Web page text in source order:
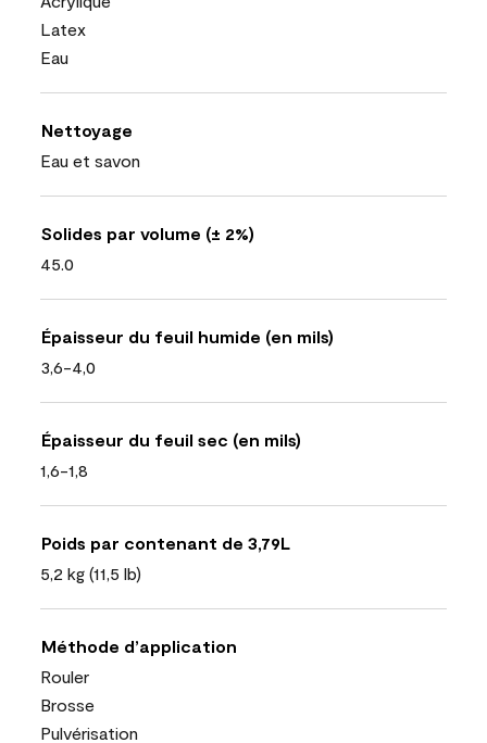
Latex
Eau
Nettoyage
Eau et savon
Solides par volume (± 2%)
45.0
Épaisseur du feuil humide (en mils)
3,6-4,0
Épaisseur du feuil sec (en mils)
1,6-1,8
Poids par contenant de 3,79L
5,2 kg (11,5 lb)
Méthode d’application
Rouler
Brosse
Pulvérisation